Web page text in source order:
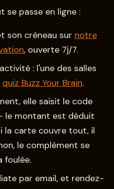
se passe en ligne :
son créneau sur notre
, ouverte 7j/7.
: l'une des salles
quiz Buzz Your Brain.
elle saisit le code
le montant est déduit
la carte couvre tout, il
le complément se
foulée.
par email, et rendez-